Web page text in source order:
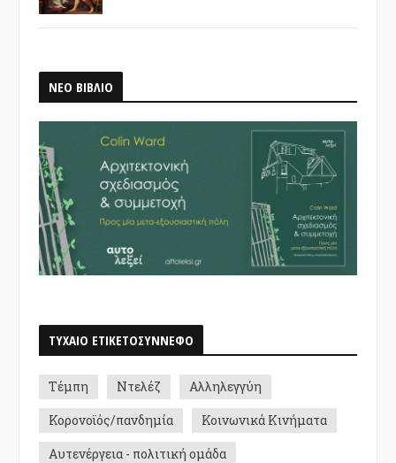
ΝΕΟ ΒΙΒΛΙΟ
ΤΥΧΑΙΟ ΕΤΙΚΕΤΟΣΥΝΝΕΦΟ
Τέμπη Ντελέζ
Αλληλεγγύη
Κορονοϊός/πανδημία
Κοινωνικά Κινήματα
Αυτενέργεια - πολιτική ομάδα